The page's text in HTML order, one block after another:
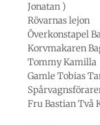
Jonatan )
Rövarnas lejon
Överkonstapel
Korvmakaren
Tommy Kamilla
Gamle Tobias
Fru Bastian Två